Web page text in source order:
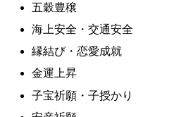
五穀豊穣
海上安全・交通安全
縁結び・恋愛成就
金運上昇
子宝祈願・子授かり